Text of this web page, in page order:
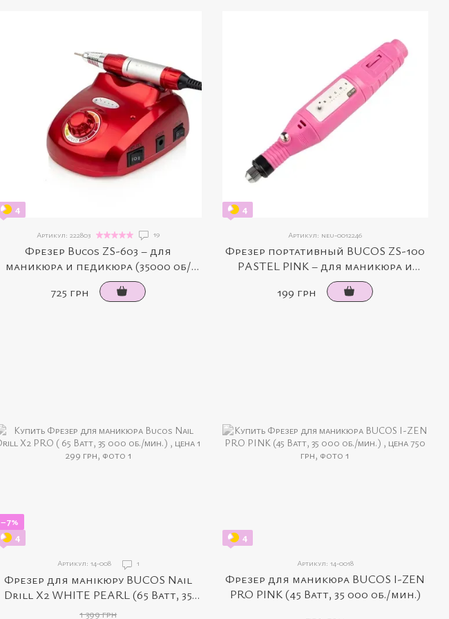
4
Артикул: 222803 19
Фрезер Bucos ZS-603 – для
маникюра и педикюра (35000 об/
мин, 45 Вт, красный)
725 грн
4
Артикул: neu-0012246
Фрезер портативный BUCOS ZS-100
PASTEL PINK – для маникюра и
педикюра (20000 об/мин, 9 Вт)
199 грн
−7%
4
Артикул: 14-008 1
Фрезер для манікюру BUCOS Nail
Drill X2 WHITE PEARL (65 Ватт, 35
000 об./хв.)
1 399 грн
4
Артикул: 14-0018
Фрезер для маникюра BUCOS I-ZEN
PRO PINK (45 Ватт, 35 000 об./мин.)